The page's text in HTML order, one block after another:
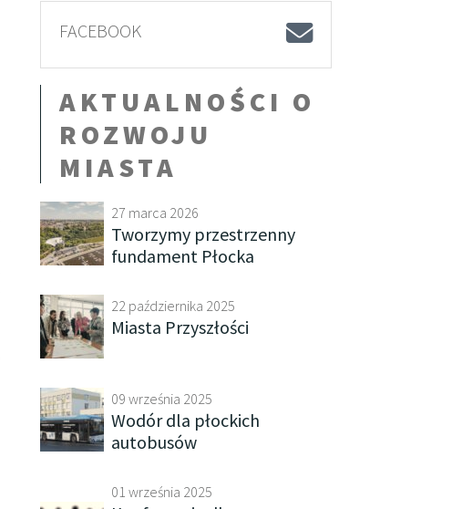
FACEBOOK
AKTUALNOŚCI O
ROZWOJU
MIASTA
27 marca 2026
Tworzymy przestrzenny
fundament Płocka
22 października 2025
Miasta Przyszłości
09 września 2025
Wodór dla płockich
autobusów
01 września 2025